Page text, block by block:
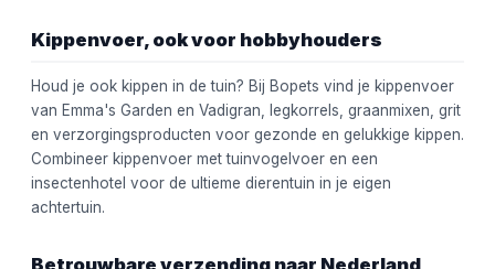
Kippenvoer, ook voor hobbyhouders
Houd je ook kippen in de tuin? Bij Bopets vind je kippenvoer
van Emma's Garden en Vadigran, legkorrels, graanmixen, grit
en verzorgingsproducten voor gezonde en gelukkige kippen.
Combineer kippenvoer met tuinvogelvoer en een
insectenhotel voor de ultieme dierentuin in je eigen
achtertuin.